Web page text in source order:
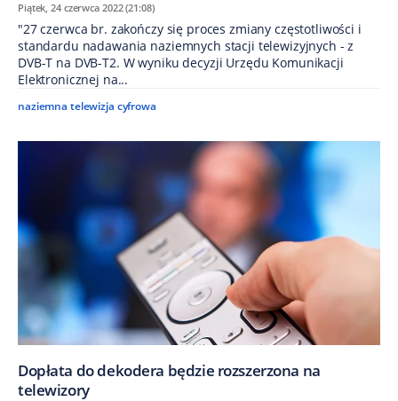
Piątek, 24 czerwca 2022 (21:08)
"27 czerwca br. zakończy się proces zmiany częstotliwości i
standardu nadawania naziemnych stacji telewizyjnych - z
DVB-T na DVB-T2. W wyniku decyzji Urzędu Komunikacji
Elektronicznej na...
naziemna telewizja cyfrowa
Dopłata do dekodera będzie rozszerzona na
telewizory